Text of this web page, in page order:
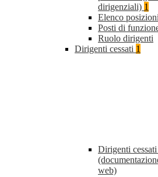
dirigenziali) 1
Elenco
Posti di
Ruolo dirigenti
Dirigenti cessati 1
Dirigenti
web)